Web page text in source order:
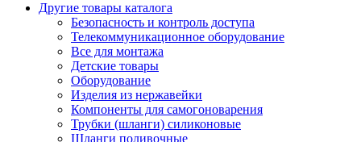
Другие товары каталога
Безопасность и контроль доступа
Телекоммуникационное оборудование
Все для монтажа
Детские товары
Оборудование
Изделия из нержавейки
Компоненты для самогоноварения
Трубки (шланги) силиконовые
Шланги поливочные